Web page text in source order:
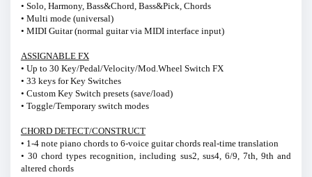
• Solo, Harmony, Bass&Chord, Bass&Pick, Chords
• Multi mode (universal)
• MIDI Guitar (normal guitar via MIDI interface input)
ASSIGNABLE FX
• Up to 30 Key/Pedal/Velocity/Mod.Wheel Switch FX
• 33 keys for Key Switches
• Custom Key Switch presets (save/load)
• Toggle/Temporary switch modes
CHORD DETECT/CONSTRUCT
• 1-4 note piano chords to 6-voice guitar chords real-time translation
• 30 chord types recognition, including sus2, sus4, 6/9, 7th, 9th and
altered chords